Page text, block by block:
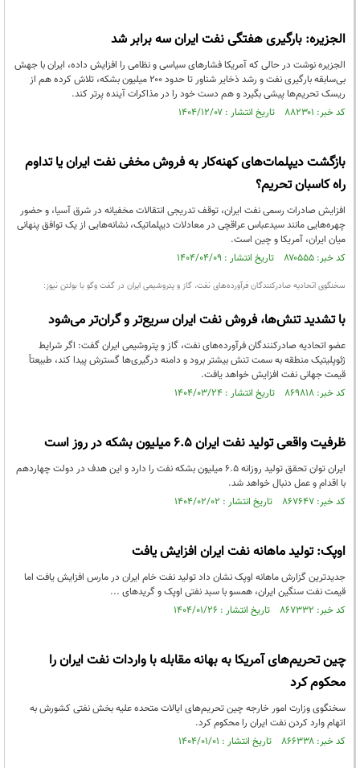
الجزیره: بارگیری هفتگی نفت ایران سه برابر شد
الجزیره نوشت در حالی که آمریکا فشارهای سیاسی و نظامی را افزایش داده، ایران با جهش
بی‌سابقه بارگیری نفت و رشد ذخایر شناور تا حدود ۲۰۰ میلیون بشکه، تلاش کرده هم از
ریسک تحریم‌ها پیشی بگیرد و هم دست خود را در مذاکرات آینده پرتر کند.
کد خبر: ۸۸۲۳۰۱ تاریخ انتشار : ۱۴۰۴/۱۲/۰۷
بازگشت دیپلمات‌های کهنه‌کار به فروش مخفی نفت ایران یا تداوم
راه کاسبان تحریم؟
افزایش صادرات رسمی نفت ایران، توقف تدریجی انتقالات مخفیانه در شرق آسیا، و حضور
چهره‌هایی مانند سیدعباس عراقچی در معادلات دیپلماتیک، نشانه‌هایی از یک توافق پنهانی
میان ایران، آمریکا و چین است.
کد خبر: ۸۷۰۵۵۵ تاریخ انتشار : ۱۴۰۴/۰۴/۰۹
سخنگوی اتحادیه صادرکنندگان فرآورده‌های نفت، گاز و پتروشیمی ایران در گفت وگو با بولتن نیوز:
با تشدید تنش‌ها، فروش نفت ایران سریع‌تر و گران‌تر می‌شود
عضو اتحادیه صادرکنندگان فرآورده‌های نفت، گاز و پتروشیمی ایران گفت: اگر شرایط
ژئوپلیتیک منطقه به سمت تنش بیشتر برود و دامنه درگیری‌ها گسترش پیدا کند، طبیعتاً
قیمت جهانی نفت افزایش خواهد یافت.
کد خبر: ۸۶۹۸۱۸ تاریخ انتشار : ۱۴۰۴/۰۳/۲۴
ظرفیت واقعی تولید نفت ایران ۶.۵ میلیون بشکه در روز است
ایران توان تحقق تولید روزانه ۶.۵ میلیون بشکه نفت را دارد و این هدف در دولت چهاردهم
با اقدام و عمل دنبال خواهد شد.
کد خبر: ۸۶۷۶۴۷ تاریخ انتشار : ۱۴۰۴/۰۲/۰۲
اوپک: تولید ماهانه نفت ایران افزایش یافت
جدیدترین گزارش ماهانه اوپک نشان داد تولید نفت خام ایران در مارس افزایش یافت اما
قیمت نفت سنگین ایران، همسو با سبد نفتی اوپک و گریدهای ...
کد خبر: ۸۶۷۳۳۲ تاریخ انتشار : ۱۴۰۴/۰۱/۲۶
چین تحریم‌های آمریکا به بهانه مقابله با واردات نفت ایران را
محکوم کرد
سخنگوی وزارت امور خارجه چین تحریم‌های ایالات متحده علیه بخش نفتی کشورش به
اتهام وارد کردن نفت ایران را محکوم کرد.
کد خبر: ۸۶۶۳۳۸ تاریخ انتشار : ۱۴۰۴/۰۱/۰۱